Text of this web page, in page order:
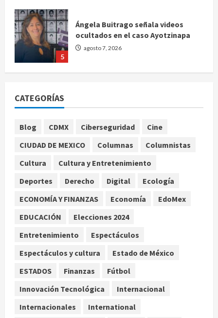
5
ocultados en el caso Ayotzinapa
agosto 7, 2026
1
Charlotte FC vs Atlas: Fecha,
agosto 7, 2026
Gustavo Petro tras cuatro años de
3
Hijos de presidentes bajo escrutinio
Ecuatorial, Angola y EE.UU.
agosto 7, 2026
de chiles jalapeños mexicanos con
brote de salmonelosis en EU
CATEGORÍAS
Blog CDMX Ciberseguridad
Cine
CIUDAD DE MEXICO
Columnas
Columnistas
Cultura
Cultura y Entretenimiento
Deportes
Derecho Digital
Ecología
ECONOMÍA Y FINANZAS
Economía
EdoMex
EDUCACIÓN
Elecciones 2024
Entretenimiento
Espectáculos
Espectáculos y cultura
Estado de México
ESTADOS
Finanzas
Fútbol
Innovación Tecnológica
Internacional
Internacionales
International